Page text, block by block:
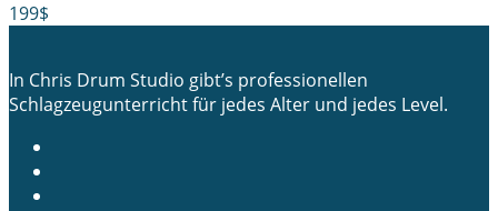
199$
In Chris Drum Studio gibt’s professionellen
Schlagzeugunterricht für jedes Alter und jedes Level.